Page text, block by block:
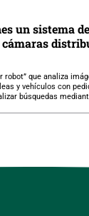
un sistema
robot” que analiza
y vehículos con
búsquedas